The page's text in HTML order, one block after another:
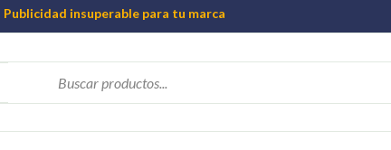
Publicidad insuperable para tu marca
Más de 1000 Artículos promocionales